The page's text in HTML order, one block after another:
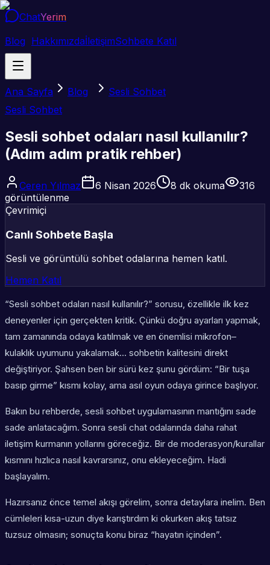
ChatYerim
Blog HakkımızdaİletişimSohbete Katıl
Ana Sayfa Blog
Sesli Sohbet
Sesli Sohbet
Sesli sohbet odaları nasıl kullanılır?
(Adım adım pratik rehber)
Ceren Yılmaz 6 Nisan 2026 8 dk okuma
316
görüntülenme
Çevrimiçi
Canlı Sohbete Başla
Sesli ve görüntülü sohbet odalarına hemen katıl.
Hemen Katıl
“Sesli sohbet odaları nasıl kullanılır?” sorusu, özellikle ilk kez
deneyenler için gerçekten kritik. Çünkü doğru ayarları yapmak,
tam zamanında odaya katılmak ve en önemlisi mikrofon–
kulaklık uyumunu yakalamak… sohbetin kalitesini direkt
değiştiriyor. Şahsen ben bir sürü kez şunu gördüm: “Bir tuşa
basıp girme” kısmı kolay, ama asıl oyun odaya girince başlıyor.
Bakın bu rehberde, sesli sohbet uygulamasının mantığını sade
sade anlatacağım. Sonra sesli chat odalarında daha rahat
iletişim kurmanın yollarını göreceğiz. Bir de moderasyon/kurallar
kısmını hızlıca nasıl kavrarsınız, onu ekleyeceğim. Hadi
başlayalım.
Hazırsanız önce temel akışı görelim, sonra detaylara inelim. Ben
cümleleri kısa-uzun diye karıştırdım ki okurken akış tatsız
tuzsuz olmasın; sonuçta konu biraz “hayatın içinden”.